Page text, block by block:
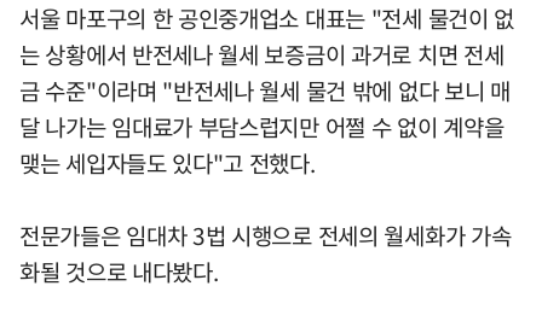
서울 마포구의 한 공인중개업소 대표는 "전세 물건이 없
는 상황에서 반전세나 월세 보증금이 과거로 치면 전세
금 수준"이라며 "반전세나 월세 물건 밖에 없다 보니 매
달 나가는 임대료가 부담스럽지만 어쩔 수 없이 계약을
맺는 세입자들도 있다"고 전했다.
전문가들은 임대차 3법 시행으로 전세의 월세화가 가속
화될 것으로 내다봤다.